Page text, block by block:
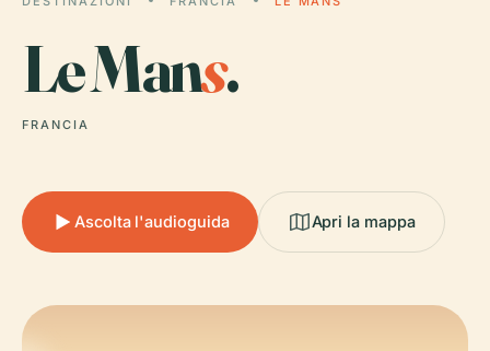
Le Mans.
FRANCIA
Ascolta l'audioguida Apri la mappa